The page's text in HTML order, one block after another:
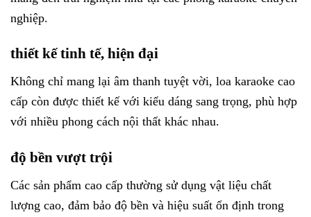
nghiệp.
thiết kế tinh tế, hiện đại
Không chỉ mang lại âm thanh tuyệt vời, loa karaoke cao
cấp còn được thiết kế với kiểu dáng sang trọng, phù hợp
với nhiều phong cách nội thất khác nhau.
độ bền vượt trội
Các sản phẩm cao cấp thường sử dụng vật liệu chất
lượng cao, đảm bảo độ bền và hiệu suất ổn định trong